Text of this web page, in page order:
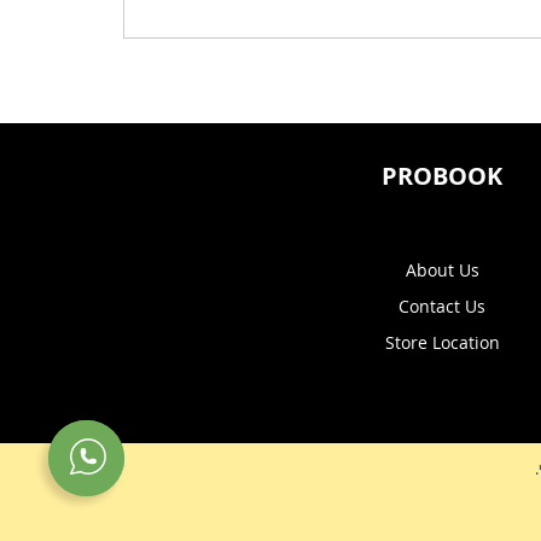
.
PROBOOK
About Us
Contact Us
Store Location